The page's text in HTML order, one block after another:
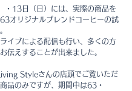
・13日（日）には、実際の商品を
オリジナルブレンドコーヒーの試
イブによる配信も行い、多くの方
伝えすることが出来ました。
Styleさんの店頭でご覧いただ
品のみですが、期間中は63・